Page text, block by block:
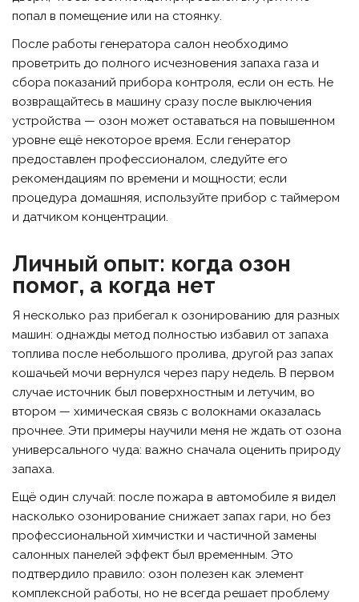
попал в помещение или на стоянку.
После работы генератора салон необходимо
проветрить до полного исчезновения запаха газа и
сбора показаний прибора контроля, если он есть. Не
возвращайтесь в машину сразу после выключения
устройства — озон может оставаться на повышенном
уровне ещё некоторое время. Если генератор
предоставлен профессионалом, следуйте его
рекомендациям по времени и мощности; если
процедура домашняя, используйте прибор с таймером
и датчиком концентрации.
Личный опыт: когда озон
помог, а когда нет
Я несколько раз прибегал к озонированию для разных
машин: однажды метод полностью избавил от запаха
топлива после небольшого пролива, другой раз запах
кошачьей мочи вернулся через пару недель. В первом
случае источник был поверхностным и летучим, во
втором — химическая связь с волокнами оказалась
прочнее. Эти примеры научили меня не ждать от озона
универсального чуда: важно сначала оценить природу
запаха.
Ещё один случай: после пожара в автомобиле я видел
насколько озонирование снижает запах гари, но без
профессиональной химчистки и частичной замены
салонных панелей эффект был временным. Это
подтвердило правило: озон полезен как элемент
комплексной работы, но не всегда решает проблему